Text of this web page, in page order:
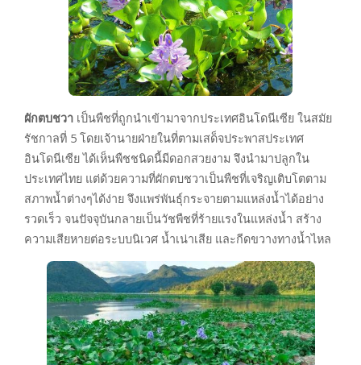
ผักตบชวา เป็นพืชที่ถูกนำเข้ามาจากประเทศอินโดนีเซีย ในสมัย
รัชกาลที่ 5 โดยเจ้านายฝ่ายในที่ตามเสด็จประพาสประเทศ
อินโดนีเซีย ได้เห็นพืชชนิดนี้มีดอกสวยงาม จึงนำมาปลูกใน
ประเทศไทย แต่ด้วยความที่ผักตบชวาเป็นพืชที่เจริญเติบโตตาม
สภาพน้ำต่างๆได้ง่าย จึงแพร่พันธุ์กระจายตามแหล่งน้ำได้อย่าง
รวดเร็ว จนปัจจุบันกลายเป็นวัชพืชที่ร้ายแรงในแหล่งน้ำ สร้าง
ความเสียหายต่อระบบนิเวศ น้ำเน่าเสีย และกีดขวางทางน้ำไหล